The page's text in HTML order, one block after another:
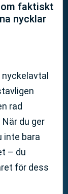
faktiskt
nycklar
rad
du ger
inte bara
– du
för dess